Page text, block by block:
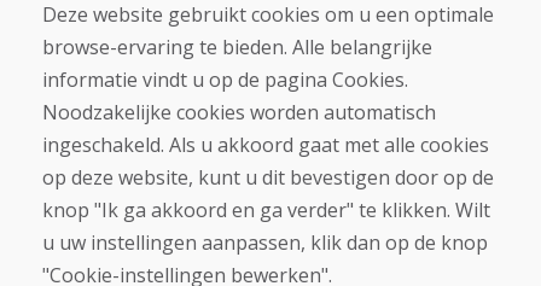
Winkel
Contact
Aankoop
Eshop
Algemene voorwaarden
Betaling
Klacht
Retourneren en ruilen van goederen
Deze website gebruikt cookies om u een optimale
browse-ervaring te bieden. Alle belangrijke
informatie vindt u op de pagina Cookies.
Noodzakelijke cookies worden automatisch
ingeschakeld. Als u akkoord gaat met alle cookies
op deze website, kunt u dit bevestigen door op de
knop "Ik ga akkoord en ga verder" te klikken. Wilt
u uw instellingen aanpassen, klik dan op de knop
"Cookie-instellingen bewerken".